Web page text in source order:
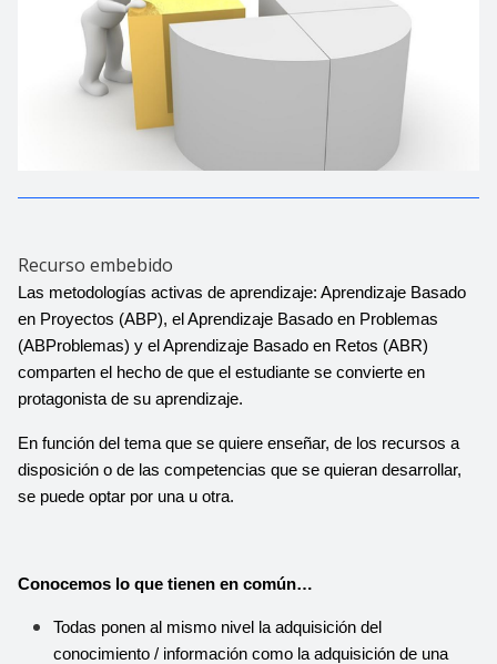
Recurso embebido
Las metodologías activas de aprendizaje: Aprendizaje Basado
en Proyectos (ABP), el Aprendizaje Basado en Problemas
(ABProblemas) y el Aprendizaje Basado en Retos (ABR)
comparten el hecho de que el estudiante se convierte en
protagonista de su aprendizaje.
En función del tema que se quiere enseñar, de los recursos a
disposición o de las competencias que se quieran desarrollar,
se puede optar por una u otra.
Conocemos lo que tienen en común…
Todas ponen al mismo nivel la adquisición del
conocimiento / información como la adquisición de una